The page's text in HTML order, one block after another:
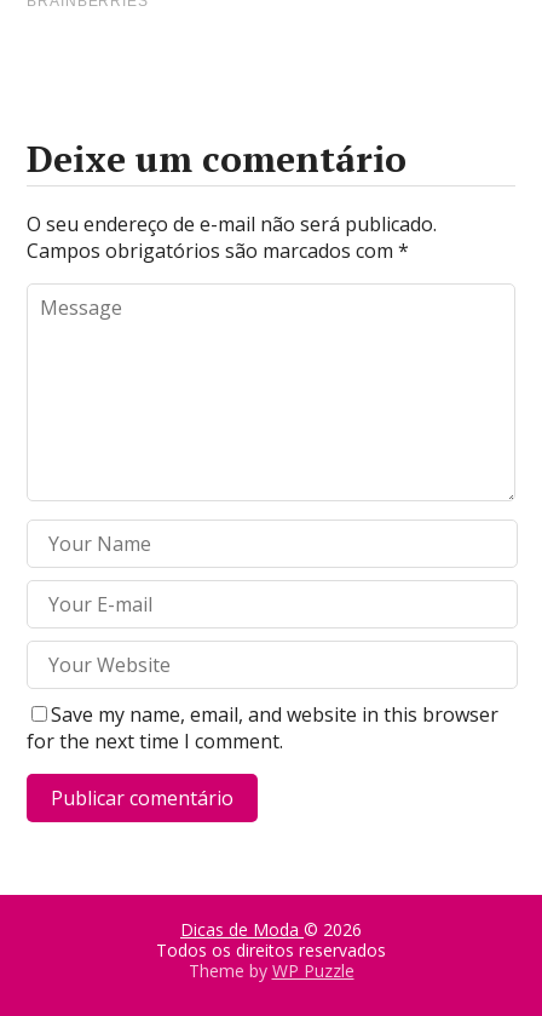
Deixe um comentário
O seu endereço de e-mail não será publicado.
Campos obrigatórios são marcados com*
Save my name, email, and website in this browser
for the next time I comment.
Dicas de Moda © 2026
Todos os direitos reservados
Theme by WP Puzzle